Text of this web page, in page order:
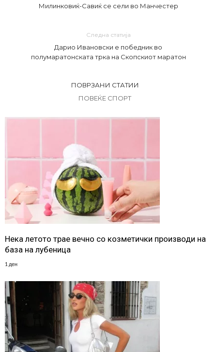
Милинковиќ-Савиќ се сели во Манчестер
Следна статија
Дарио Ивановски е победник во
полумаратонската трка на Скопскиот маратон
ПОВРЗАНИ СТАТИИ
ПОВЕЌЕ СПОРТ
Нека летото трае вечно со козметички производи на
база на лубеница
1 ден